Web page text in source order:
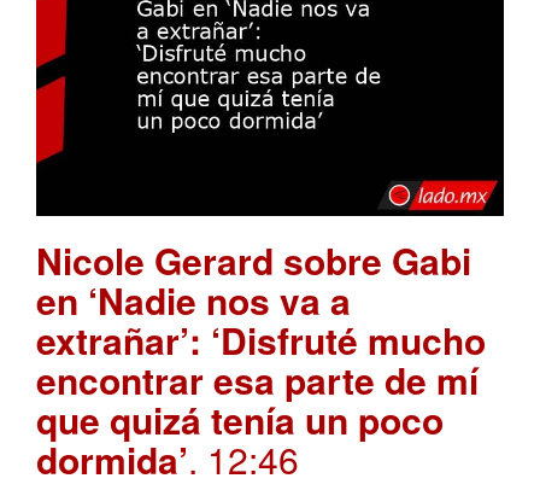
Nicole Gerard sobre Gabi
en ‘Nadie nos va a
extrañar’: ‘Disfruté mucho
encontrar esa parte de mí
que quizá tenía un poco
dormida’. 12:46